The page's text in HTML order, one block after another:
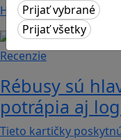
Hráči a hráčky sa
Recenzie
Rébusy sú
potrápia aj
Tieto kartičky